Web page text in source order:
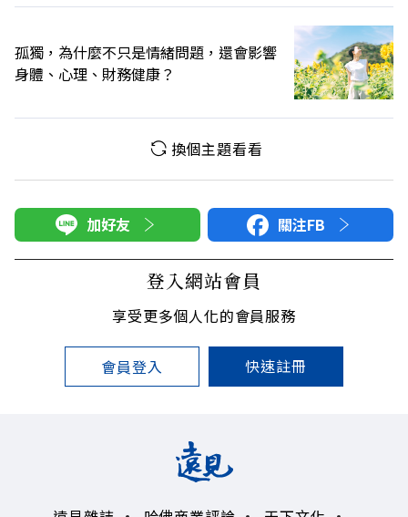
孤獨，為什麼不只是情緒問題，還會影響
身體、心理、財務健康？
換個主題看看
加好友 關注FB
登入網站會員
享受更多個人化的會員服務
會員登入 快速註冊